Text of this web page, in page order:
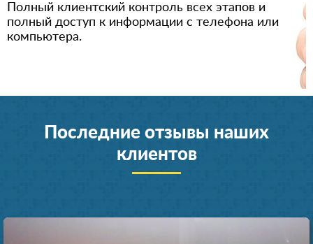
Полный клиентский контроль всех этапов и
полный доступ к информации с телефона или
компьютера.
Последние отзывы наших
клиентов